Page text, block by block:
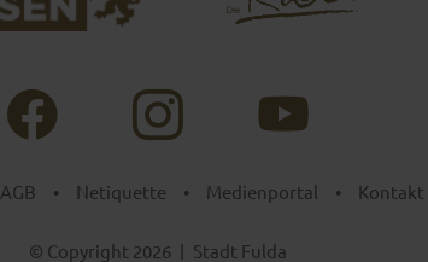
AGB • Netiquette • Medienportal • Kontakt
© Copyright 2026 | Stadt Fulda